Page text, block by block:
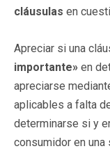
cláusulas en
Apreciar si una
importante» en
apreciarse
aplicables a falta
determinarse si y
consumidor en